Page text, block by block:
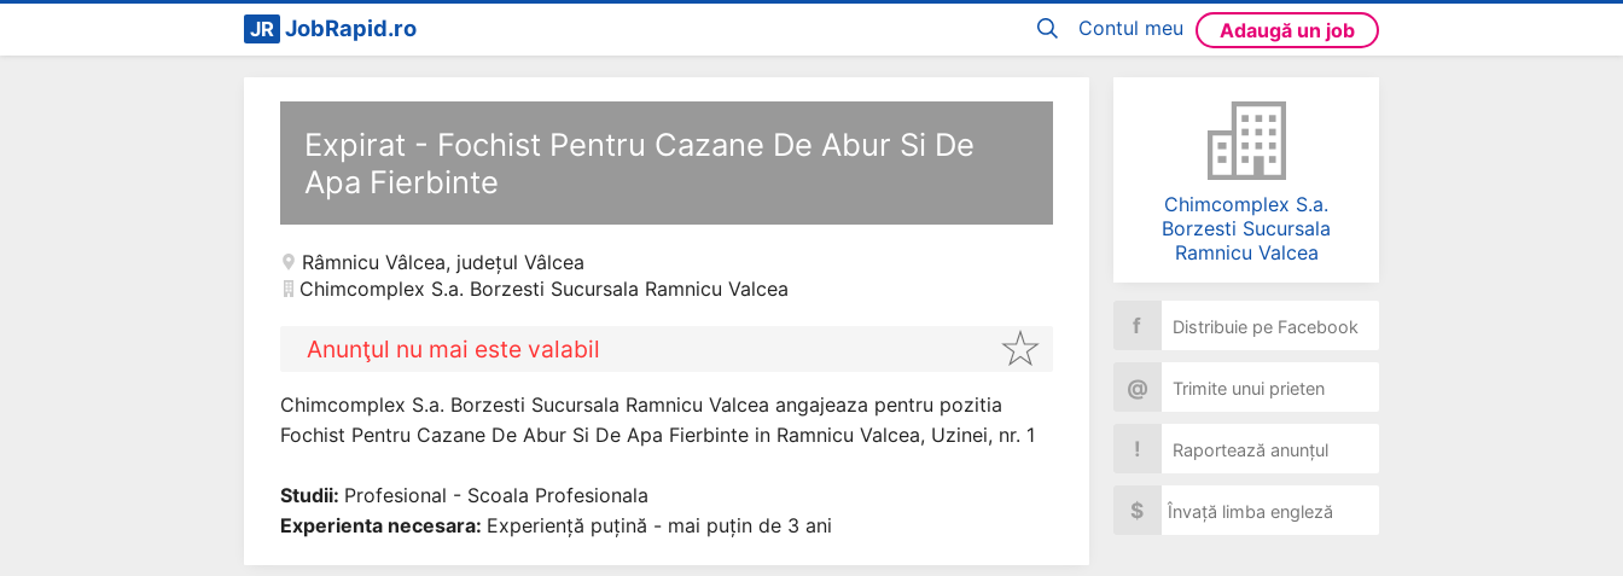
Contul meu Adaugă un job
JR JobRapid.ro
Expirat - Fochist Pentru Cazane De Abur Si De
Apa Fierbinte
Râmnicu Vâlcea, județul Vâlcea
Chimcomplex S.a. Borzesti Sucursala Ramnicu Valcea
Anunţul nu mai este valabil
Chimcomplex S.a. Borzesti Sucursala Ramnicu Valcea angajeaza pentru pozitia
Fochist Pentru Cazane De Abur Si De Apa Fierbinte in Ramnicu Valcea, Uzinei, nr. 1
Studii: Profesional - Scoala Profesionala
Experienta necesara: Experiență puțină - mai puțin de 3 ani
Chimcomplex S.a.
Borzesti Sucursala
Ramnicu Valcea
f Distribuie pe Facebook
@ Trimite unui prieten
! Raportează anunțul
$ Învață limba engleză